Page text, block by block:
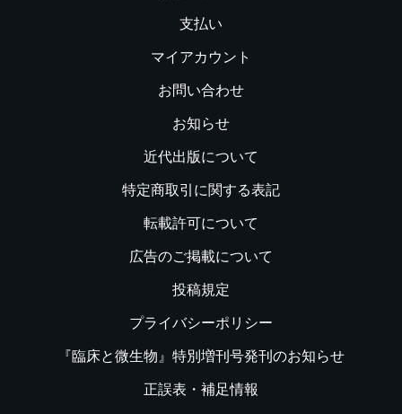
支払い
マイアカウント
お問い合わせ
お知らせ
近代出版について
特定商取引に関する表記
転載許可について
広告のご掲載について
投稿規定
プライバシーポリシー
『臨床と微生物』特別増刊号発刊のお知らせ
正誤表・補足情報